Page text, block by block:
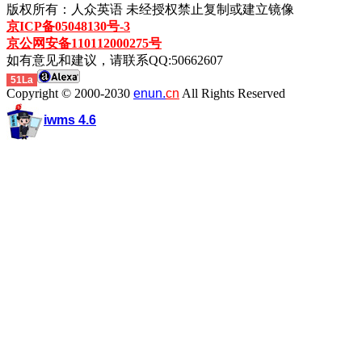
版权所有：人众英语 未经授权禁止复制或建立镜像
京ICP备05048130号-3
京公网安备110112000275号
如有意见和建议，请联系QQ:50662607
51La
Copyright © 2000-2030 enun.cn All Rights Reserved
iwms 4.6